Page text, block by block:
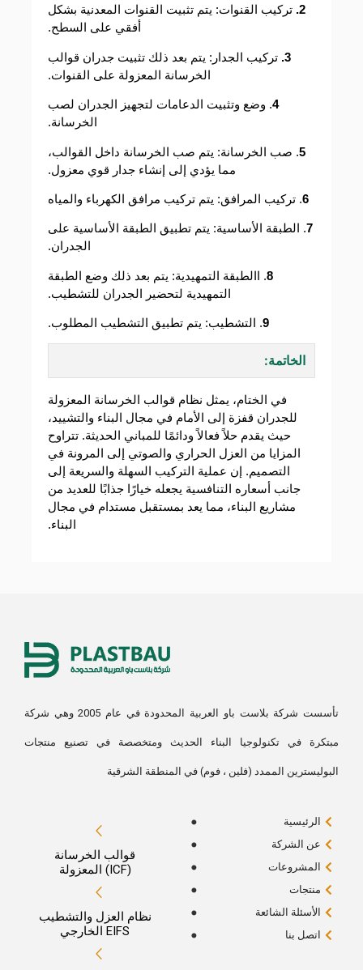
2. تركيب القنوات: يتم تثبيت القنوات المعدنية بشكل
أفقي على السطح.
3. تركيب الجدار: يتم بعد ذلك تثبيت جدران قوالب
الخرسانة المعزولة على القنوات.
4. وضع وتثبيت الدعامات لتجهيز الجدران لصب
الخرسانة.
5. صب الخرسانة: يتم صب الخرسانة داخل القوالب،
مما يؤدي إلى إنشاء جدار قوي معزول.
6. تركيب المرافق: يتم تركيب مرافق الكهرباء والمياه
7. الطبقة الأساسية: يتم تطبيق الطبقة الأساسية على
الجدران.
8. االطبقة التمهيدية: يتم بعد ذلك وضع الطبقة
التمهيدية لتحضير الجدران للتشطيب.
9. التشطيب: يتم تطبيق التشطيب المطلوب.
الخاتمة:
في الختام، يمثل نظام قوالب الخرسانة المعزولة
للجدران قفزة إلى الأمام في مجال البناء والتشييد،
حيث يقدم حلاً فعالاً ودائمًا للمباني الحديثة. تتراوح
المزايا من العزل الحراري والصوتي إلى المرونة في
التصميم. إن عملية التركيب السهلة والسريعة إلى
جانب أسعاره التنافسية يجعله خيارًا جذابًا للعديد من
مشاريع البناء، مما يعد بمستقبل مستدام في مجال
البناء.
تأسست شركة بلاست باو العربية المحدودة في عام 2005 وهي شركة
مبتكرة في تكنولوجيا البناء الحديث ومتخصصة في تصنيع منتجات
البوليسترين الممدد (فلين ، فوم) في المنطقة الشرقية
الرئيسية
عن الشركة
المشروعات
منتجات
الأسئلة الشائعة
اتصل بنا
قوالب الخرسانة
المعزولة (ICF)
نظام العزل والتشطيب
الخارجي EIFS